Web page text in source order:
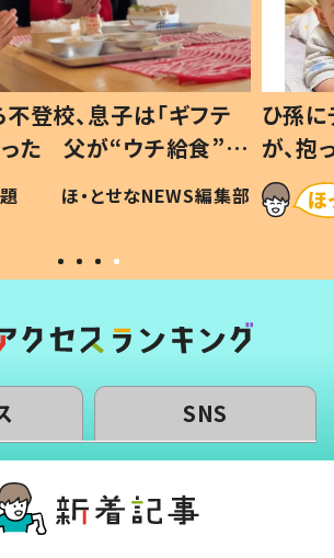
登校、息子は「ギフテ
った 父が“ウチ給食”を
る理由とは #令和の親
ほ・とせなNEWS編集部
ひ孫
が、
「涙が
い」
SNS